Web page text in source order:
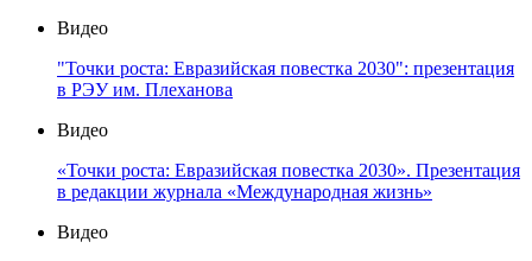
Видео
"Точки роста: Евразийская повестка 2030": презентация
в РЭУ им. Плеханова
Видео
«Точки роста: Евразийская повестка 2030». Презентация
в редакции журнала «Международная жизнь»
Видео